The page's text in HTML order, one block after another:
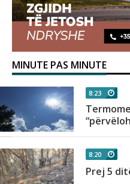
MINUTE PAS MINUTE
8:23
8:20
Prej 5